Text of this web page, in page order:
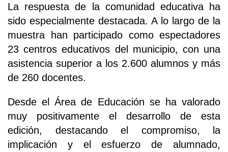
La respuesta de la comunidad educativa ha
sido especialmente destacada. A lo largo de la
muestra han participado como espectadores
23 centros educativos del municipio, con una
asistencia superior a los 2.600 alumnos y más
de 260 docentes.
Desde el Área de Educación se ha valorado
muy positivamente el desarrollo de esta
edición, destacando el compromiso, la
implicación y el esfuerzo de alumnado,